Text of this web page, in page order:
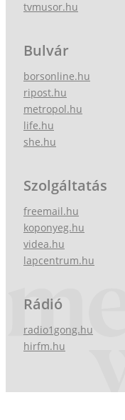
tvmusor.hu
Bulvár
borsonline.hu
ripost.hu
metropol.hu
life.hu
she.hu
Szolgáltatás
freemail.hu
koponyeg.hu
videa.hu
lapcentrum.hu
Rádió
radio1gong.hu
hirfm.hu